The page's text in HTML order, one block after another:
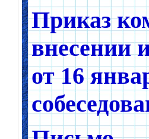
Приказ
внесении
от 16